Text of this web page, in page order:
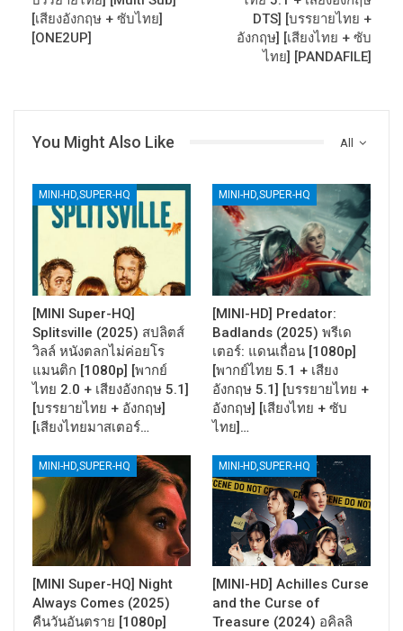
[เสียงอังกฤษ + ซับไทย]
[ONE2UP]
DTS] [บรรยายไทย +
อังกฤษ] [เสียงไทย + ซับ
ไทย] [PANDAFILE]
All
You Might Also Like
MINI-HD,SUPER-HQ
[MINI Super-HQ]
Splitsville (2025) สปลิตส์
วิลล์ หนังตลกไม่ค่อยโร
แมนติก [1080p] [พากย์
ไทย 2.0 + เสียงอังกฤษ 5.1]
[บรรยายไทย + อังกฤษ]
[เสียงไทยมาสเตอร์…
MINI-HD,SUPER-HQ
[MINI-HD] Predator:
Badlands (2025) พรีเด
เตอร์: แดนเถื่อน [1080p]
[พากย์ไทย 5.1 + เสียง
อังกฤษ 5.1] [บรรยายไทย +
อังกฤษ] [เสียงไทย + ซับ
ไทย]…
MINI-HD,SUPER-HQ
[MINI Super-HQ] Night
Always Comes (2025)
คืนวันอันตราย [1080p]
MINI-HD,SUPER-HQ
[MINI-HD] Achilles Curse
and the Curse of
Treasure (2024) อคิลลิ